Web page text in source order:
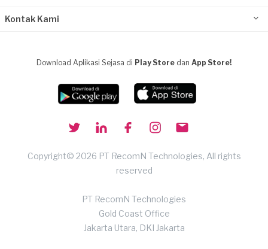
Kontak Kami
Download Aplikasi Sejasa di Play Store dan App Store!
Copyright© 2026 PT RecomN Technologies, All rights
reserved
PT RecomN Technologies
Gold Coast Office
Jakarta Utara, DKI Jakarta